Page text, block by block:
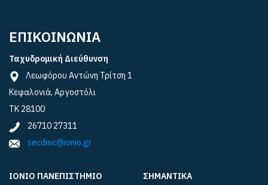
ΕΠΙΚΟΙΝΩΝΙΑ
Ταχυδρομική Διεύθυνση
Λεωφόρου Αντώνη Τρίτση 1
Κεφαλονιά, Αργοστόλι
ΤΚ 28100
26710 27311
secdmc@ionio.gr
ΙΟΝΙΟ ΠΑΝΕΠΙΣΤΗΜΙΟ
ΣΗΜΑΝΤΙΚΑ